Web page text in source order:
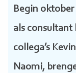
Begin
als consultant
collega’s
Naomi,